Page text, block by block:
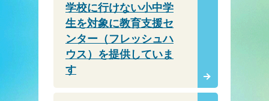
学校に行けない小中学
生を対象に教育支援セ
ンター（フレッシュハ
ウス）を提供していま
す